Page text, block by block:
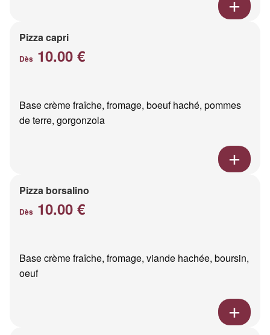
Pizza capri
Dès 10.00 €
Base crème fraîche, fromage, boeuf haché, pommes
de terre, gorgonzola
Pizza borsalino
Dès 10.00 €
Base crème fraîche, fromage, viande hachée, boursin,
oeuf